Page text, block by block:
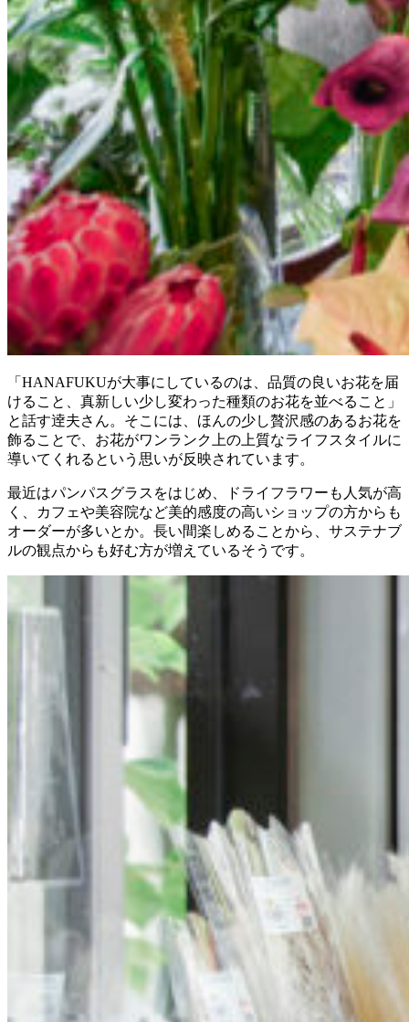
「HANAFUKUが大事にしているのは、品質の良いお花を届
けること、真新しい少し変わった種類のお花を並べること」
と話す逹夫さん。そこには、ほんの少し贅沢感のあるお花を
飾ることで、お花がワンランク上の上質なライフスタイルに
導いてくれるという思いが反映されています。
最近はパンパスグラスをはじめ、ドライフラワーも人気が高
く、カフェや美容院など美的感度の高いショップの方からも
オーダーが多いとか。長い間楽しめることから、サステナブ
ルの観点からも好む方が増えているそうです。